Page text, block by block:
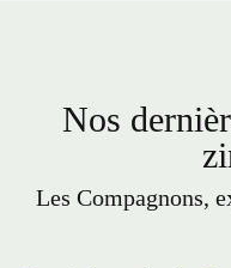
Nos
Les Compagnons,